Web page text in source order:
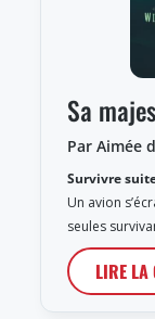
Sa
Par Aimée
Survivre
Un avion
seules
LIRE LA